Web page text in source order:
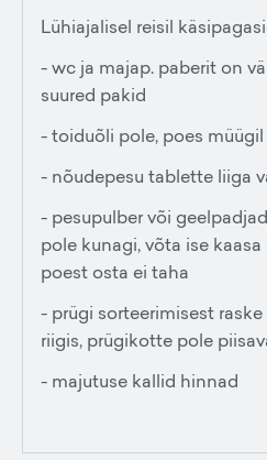
Lühiajalisel reisil
- wc ja majap. paberit on
suured pakid
- toiduõli pole, poes
- nõudepesu tablette liiga
- pesupulber või
pole kunagi, võta ise
poest osta ei taha
- prügi sorteerimisest
riigis, prügikotte pole
- majutuse kallid hinnad